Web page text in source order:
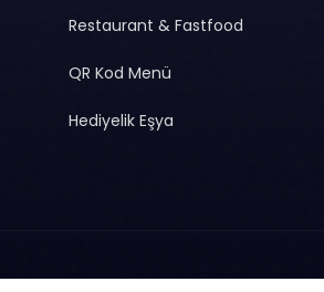
Restaurant & Fastfood
QR Kod Menü
Hediyelik Eşya